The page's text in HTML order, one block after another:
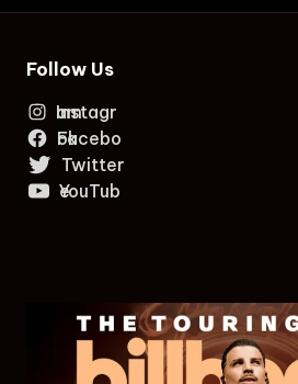
Follow Us
Instagram
Facebook
Twitter
YouTube